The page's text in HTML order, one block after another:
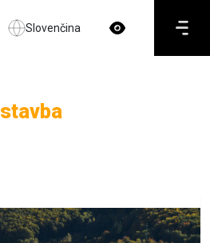
Slovenčina
stavba